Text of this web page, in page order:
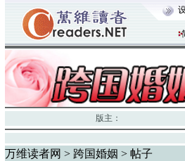
版主：
万维读者网 > 跨国婚姻 > 帖子